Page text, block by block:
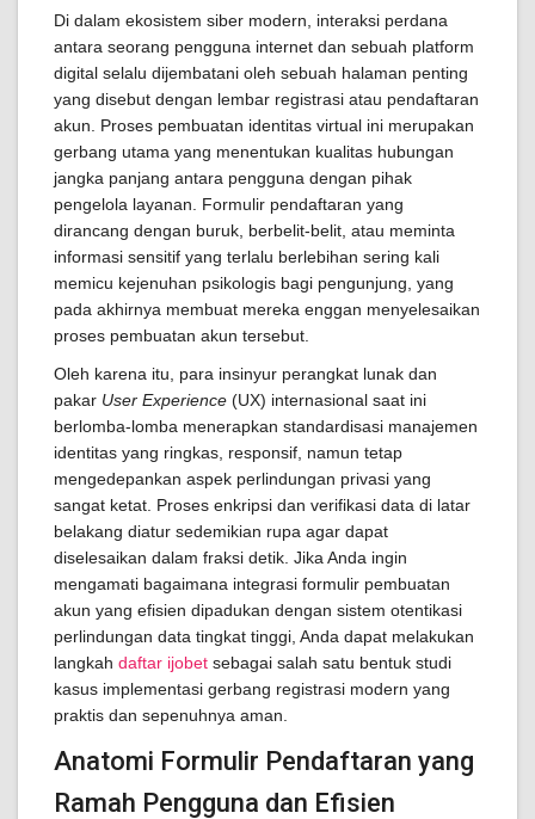
Di dalam ekosistem siber modern, interaksi perdana
antara seorang pengguna internet dan sebuah platform
digital selalu dijembatani oleh sebuah halaman penting
yang disebut dengan lembar registrasi atau pendaftaran
akun. Proses pembuatan identitas virtual ini merupakan
gerbang utama yang menentukan kualitas hubungan
jangka panjang antara pengguna dengan pihak
pengelola layanan. Formulir pendaftaran yang
dirancang dengan buruk, berbelit-belit, atau meminta
informasi sensitif yang terlalu berlebihan sering kali
memicu kejenuhan psikologis bagi pengunjung, yang
pada akhirnya membuat mereka enggan menyelesaikan
proses pembuatan akun tersebut.
Oleh karena itu, para insinyur perangkat lunak dan
pakar User Experience (UX) internasional saat ini
berlomba-lomba menerapkan standardisasi manajemen
identitas yang ringkas, responsif, namun tetap
mengedepankan aspek perlindungan privasi yang
sangat ketat. Proses enkripsi dan verifikasi data di latar
belakang diatur sedemikian rupa agar dapat
diselesaikan dalam fraksi detik. Jika Anda ingin
mengamati bagaimana integrasi formulir pembuatan
akun yang efisien dipadukan dengan sistem otentikasi
perlindungan data tingkat tinggi, Anda dapat melakukan
langkah daftar ijobet sebagai salah satu bentuk studi
kasus implementasi gerbang registrasi modern yang
praktis dan sepenuhnya aman.
Anatomi Formulir Pendaftaran yang
Ramah Pengguna dan Efisien